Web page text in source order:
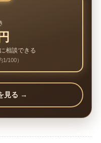
相談できる
1/100）
見る →